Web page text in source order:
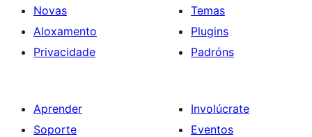
Novas
Aloxamento
Privacidade
Temas
Plugins
Padróns
Aprender
Soporte
Involúcrate
Eventos